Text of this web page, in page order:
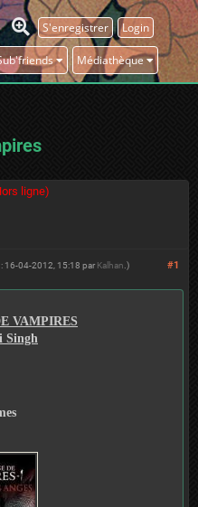
S'enregistrer Login
Médiathèque
ligne)
#1
16-04-2012, 15:18 parKalhan .)
VAMPIRES
Singh